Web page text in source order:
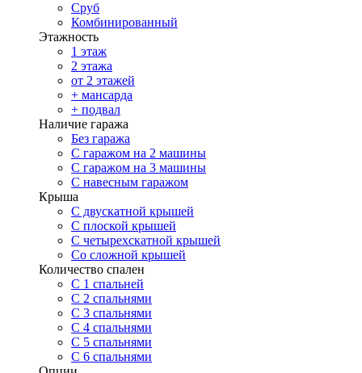
Сруб
Комбинированный
Этажность
1 этаж
2 этажа
от 2 этажей
+ мансарда
+ подвал
Наличие гаража
Без гаража
С гаражом на 2 машины
С гаражом на 3 машины
С навесным гаражом
Крыша
С двускатной крышей
С плоской крышей
С четырехскатной крышей
Со сложной крышей
Количество спален
С 1 спальней
С 2 спальнями
С 3 спальнями
С 4 спальнями
С 5 спальнями
С 6 спальнями